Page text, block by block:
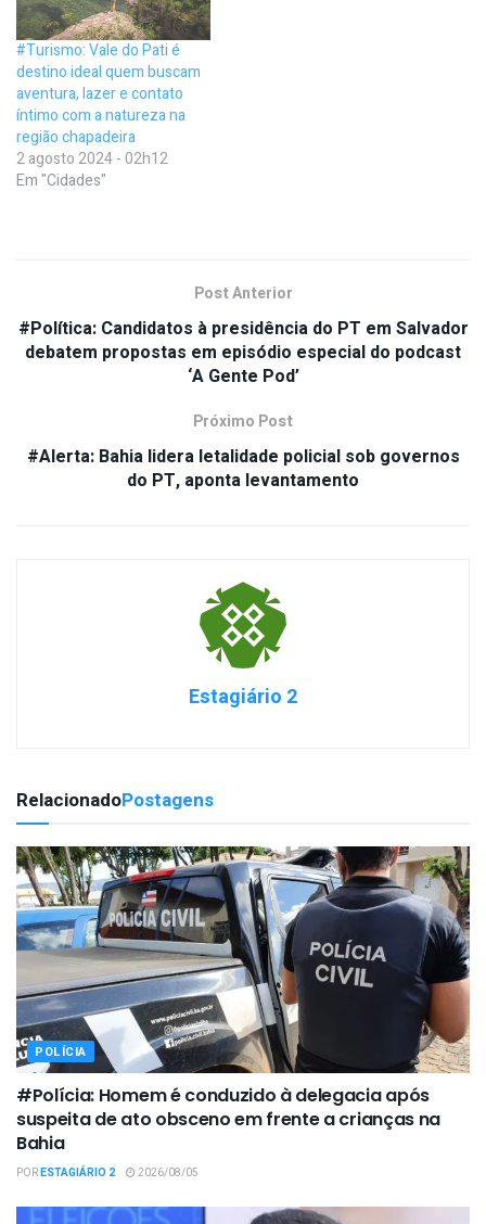
#Turismo: Vale do Pati é
destino ideal quem buscam
aventura, lazer e contato
íntimo com a natureza na
região chapadeira
2 agosto 2024 - 02h12
Em "Cidades"
Post Anterior
#Política: Candidatos à presidência do PT em Salvador
debatem propostas em episódio especial do podcast
‘A Gente Pod’
Próximo Post
#Alerta: Bahia lidera letalidade policial sob governos
do PT, aponta levantamento
Estagiário 2
RelacionadoPostagens
POLÍCIA
#Polícia: Homem é conduzido à delegacia após
suspeita de ato obsceno em frente a crianças na
Bahia
PORESTAGIÁRIO 2 2026/08/05